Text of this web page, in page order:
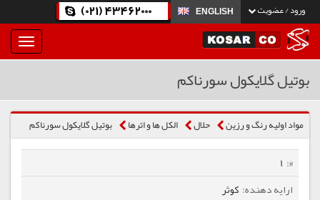
ورود / عضویت ENGLISH
(021) 43462000
بار
و
بوتیل گلایکول سورناکم
مواد اولیه رنگ و رزین حلال الكل ها و اترها بوتیل گلایکول سورناکم
1
کوثر